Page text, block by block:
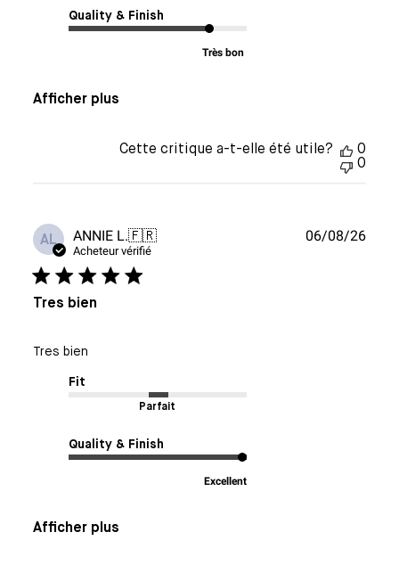
Quality & Finish
Très bon
Afficher plus
Cette critique a-t-elle été utile?
0
0
AL ANNIE L.🇫🇷
Acheteur vérifié
Tres bien
Tres bien
Fit
Parfait
Quality & Finish
Excellent
Afficher plus
Date
06/08/26